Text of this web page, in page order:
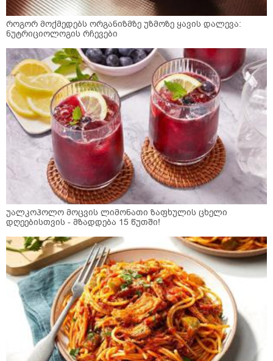
როგორ მოქმედებს ორგანიზმზე უზმოზე ყავის დალევა:
ნუტრიციოლოგის რჩევები
უალკოჰოლო მოცვის ლიმონათი ზაფხულის ცხელი
დღეებისთვის - მზადდება 15 წუთში!